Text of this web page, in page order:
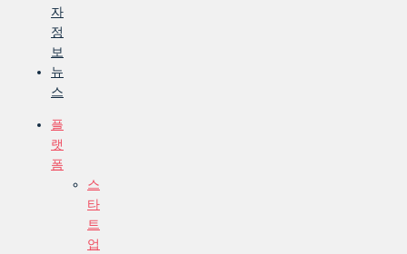
자
정
보
뉴
스
플
랫
폼
스
타
트
업